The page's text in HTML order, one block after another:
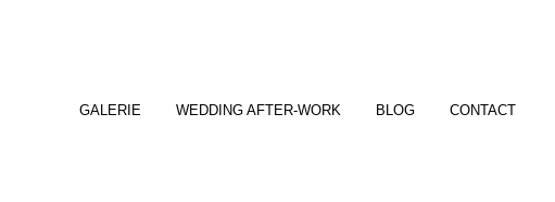
GALERIE WEDDING AFTER-WORK BLOG CONTACT